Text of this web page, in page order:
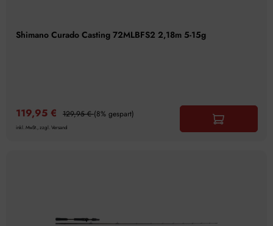
Shimano Curado Casting 72MLBFS2 2,18m 5-15g
119,95 € 129,95 €(8% gespart)
inkl. MwSt., zzgl. Versand